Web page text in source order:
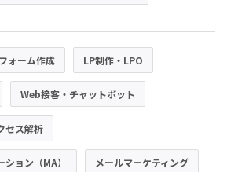
フォーム作成 LP制作・LPO
Web接客・チャットボット
セス解析
ョン（MA） メールマーケティング